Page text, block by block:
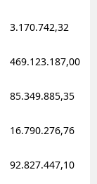
3.170.742,32
469.123.187,00
85.349.885,35
16.790.276,76
92.827.447,10